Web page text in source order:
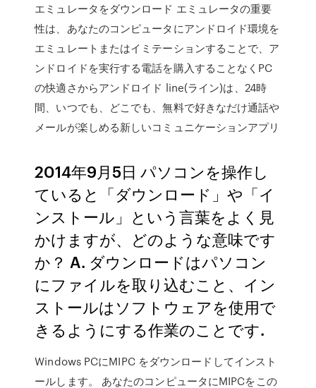
エミュレータをダウンロード エミュレータの重要
性は、あなたのコンピュータにアンドロイド環境を
エミュレートまたはイミテーションすることで、ア
ンドロイドを実行する電話を購入することなくPC
の快適さからアンドロイド line(ライン)は、24時
間、いつでも、どこでも、無料で好きなだけ通話や
メールが楽しめる新しいコミュニケーションアプリ
2014年9月5日 パソコンを操作し
ていると「ダウンロード」や「イ
ンストール」という言葉をよく見
かけますが、どのような意味です
か？ A. ダウンロードはパソコン
にファイルを取り込むこと、イン
ストールはソフトウェアを使用で
きるようにする作業のことです.
Windows PCにMIPC をダウンロードしてインスト
ールします。 あなたのコンピュータにMIPCをこの